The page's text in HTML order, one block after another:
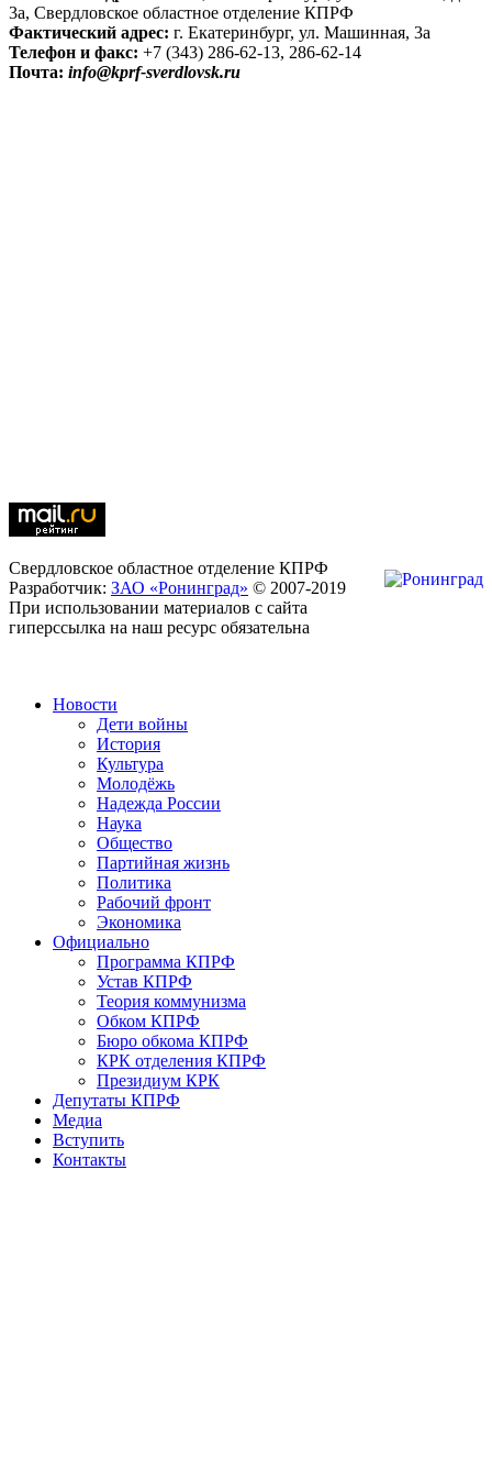
3а, Свердловское областное отделение КПРФ
Фактический адрес: г. Екатеринбург, ул. Машинная, 3а
Телефон и факс: +7 (343) 286-62-13, 286-62-14
Почта: info@kprf-sverdlovsk.ru
Свердловское областное отделение КПРФ
Разработчик: ЗАО «Ронинград» © 2007-2019
При использовании материалов с сайта
гиперссылка на наш ресурс обязательна
Новости
Дети войны
История
Культура
Молодёжь
Надежда России
Наука
Общество
Партийная жизнь
Политика
Рабочий фронт
Экономика
Официально
Программа КПРФ
Устав КПРФ
Теория коммунизма
Обком КПРФ
Бюро обкома КПРФ
КРК отделения КПРФ
Президиум КРК
Депутаты КПРФ
Медиа
Вступить
Контакты